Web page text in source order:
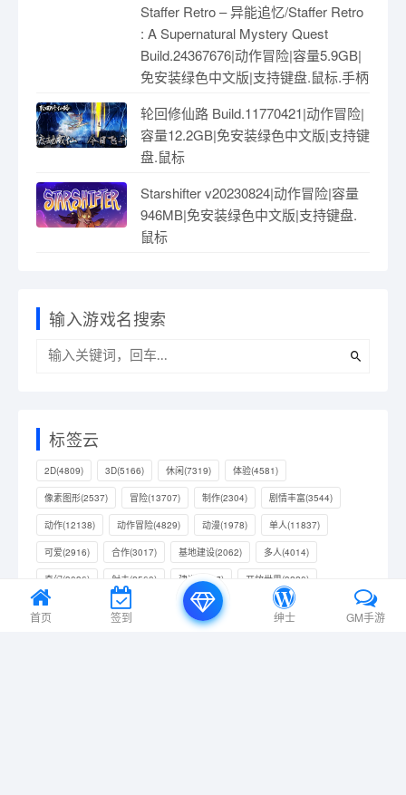
Staffer Retro – 异能追忆/Staffer Retro
: A Supernatural Mystery Quest
Build.24367676|动作冒险|容量5.9GB|
免安装绿色中文版|支持键盘.鼠标.手柄
轮回修仙路 Build.11770421|动作冒险|
容量12.2GB|免安装绿色中文版|支持键
盘.鼠标
Starshifter v20230824|动作冒险|容量
946MB|免安装绿色中文版|支持键盘.
鼠标
输入游戏名搜索
标签云
2D(4809) 3D(5166) 休闲(7319) 体验(4581)
像素图形(2537) 冒险(13707) 制作(2304) 剧情丰富(3544)
动作(12138) 动作冒险(4829) 动漫(1978) 单人(11837)
可爱(2916) 合作(3017) 基地建设(2062) 多人(4014)
奇幻(3036) 射击(2560) 建造(3657) 开放世界(3220)
彩色 恐怖(2542) 战斗(4079) 抢先体验(4809)
首页 签到 绅士 GM手游